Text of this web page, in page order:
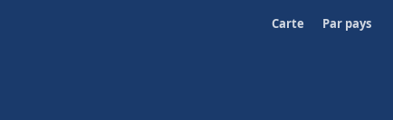
Carte Par pays